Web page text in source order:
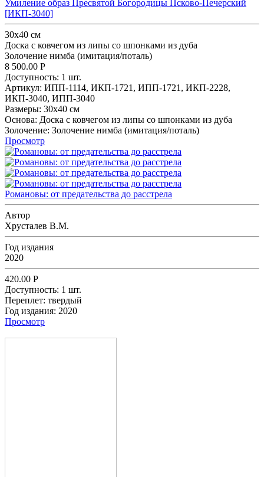
Умиление образ Пресвятой Богородицы Псково-Печерский
[ИКП-3040]
30x40 см
Доска с ковчегом из липы со шпонками из дуба
Золочение нимба (имитация/поталь)
8 500.00 Р
Доступность: 1 шт.
Артикул: ИПП-1114, ИКП-1721, ИПП-1721, ИКП-2228,
ИКП-3040, ИПП-3040
Размеры: 30x40 см
Основа: Доска с ковчегом из липы со шпонками из дуба
Золочение: Золочение нимба (имитация/поталь)
Просмотр
Романовы: от предательства до расстрела
Автор
Хрусталев В.М.
Год издания
2020
420.00 Р
Доступность: 1 шт.
Переплет: твердый
Год издания: 2020
Просмотр